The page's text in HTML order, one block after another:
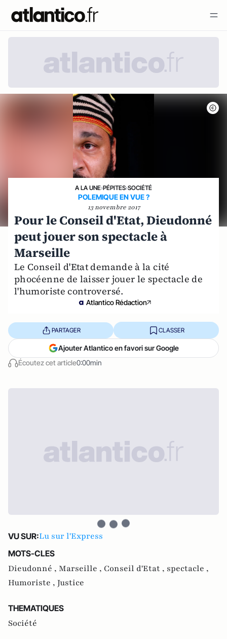
A LA UNE›PÉPITES›SOCIÉTÉ
POLEMIQUE EN VUE ?
13 novembre 2017
Pour le Conseil d'Etat, Dieudonné
peut jouer son spectacle à
Marseille
Le Conseil d'Etat demande à la cité
phocéenne de laisser jouer le spectacle de
l'humoriste controversé.
Atlantico Rédaction
Écoutez cet article0:00min
PARTAGER CLASSER
Ajouter Atlantico en favori sur Google
VU SUR:Lu sur l'Express
MOTS-CLES
Dieudonné , Marseille , Conseil d'Etat , spectacle ,
Humoriste , Justice
THEMATIQUES
Société